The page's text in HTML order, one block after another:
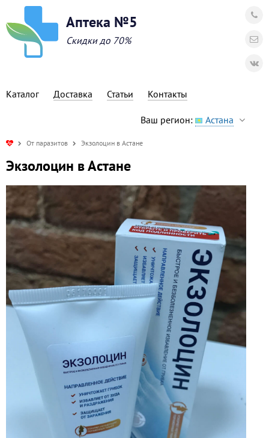
Аптека №5
Скидки до 70%
Каталог Доставка Статьи Контакты
Ваш регион: Астана
От паразитов Экзолоцин в Астане
Экзолоцин в Астане